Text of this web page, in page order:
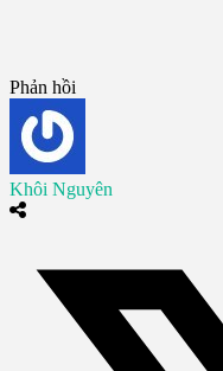
Phản hồi
Khôi Nguyên